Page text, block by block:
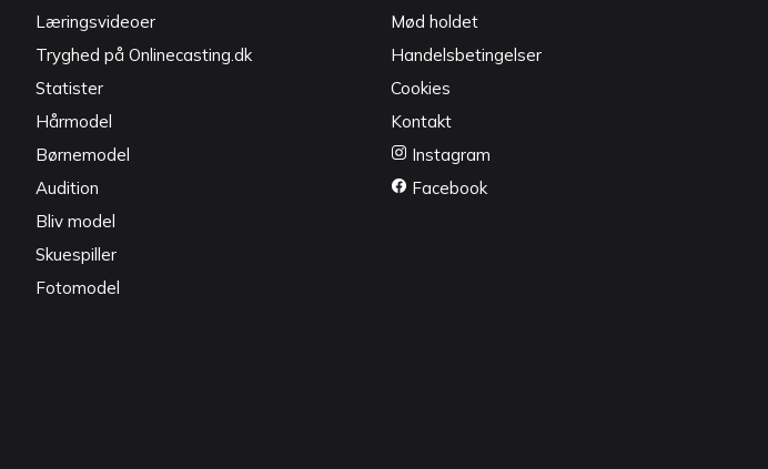
Læringsvideoer
Tryghed på Onlinecasting.dk
Statister
Hårmodel
Børnemodel
Audition
Bliv model
Skuespiller
Fotomodel
Mød holdet
Handelsbetingelser
Cookies
Kontakt
Instagram
Facebook